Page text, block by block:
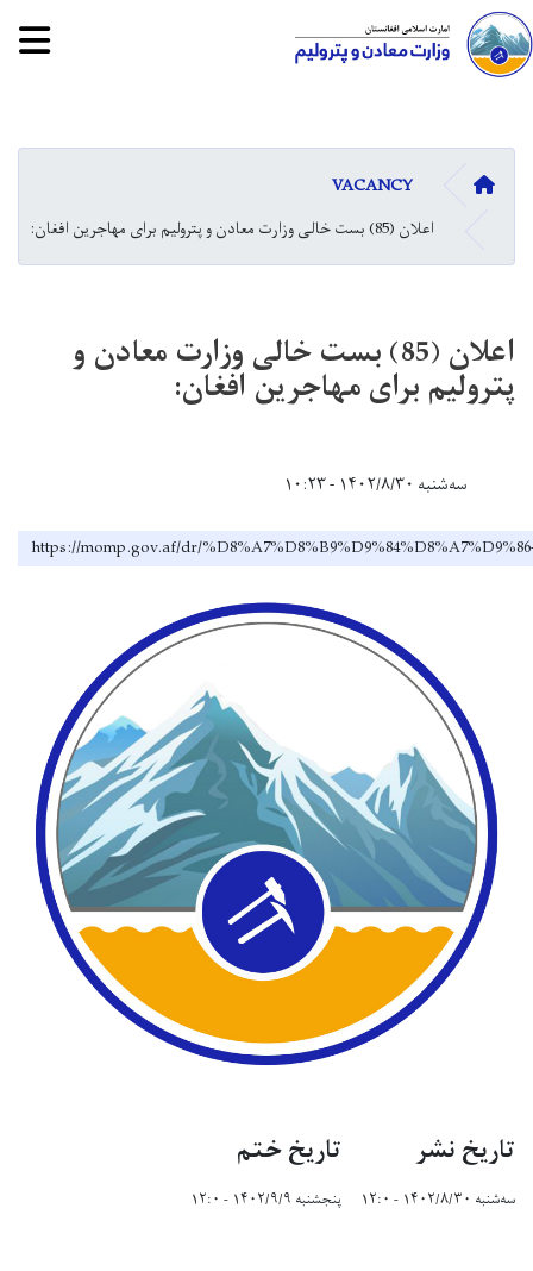
صفحه اصلیVACANCY
اعلان (85) بست خالی وزارت معادن و پترولیم برای مهاجرین افغان:
اعلان (85) بست خالی وزارت معادن و
پترولیم برای مهاجرین افغان:
سه‌شنبه ۱۴۰۲/۸/۳۰ - ۱۰:۲۳
https://momp.gov.af/dr/
تاریخ نشر
سه‌شنبه ۱۴۰۲/۸/۳۰ - ۱۲:۰
تاریخ ختم
پنجشنبه ۱۴۰۲/۹/۹ - ۱۲:۰